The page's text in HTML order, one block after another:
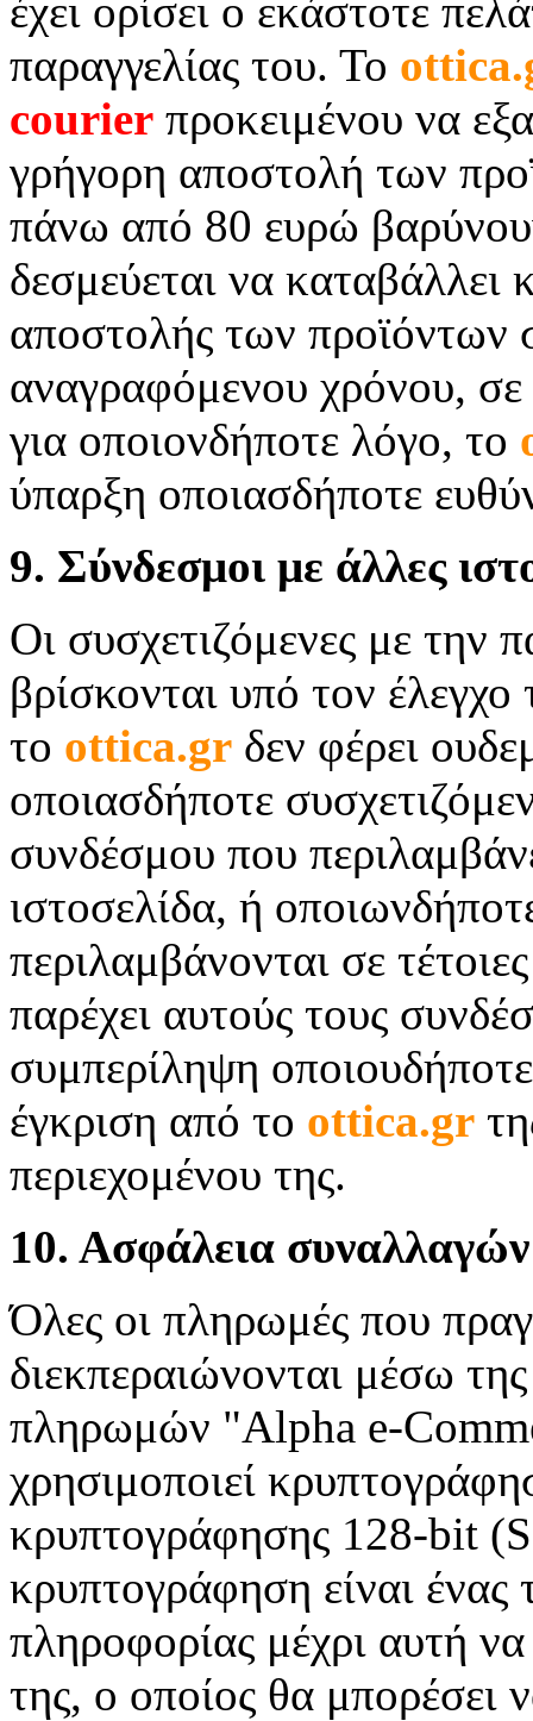
έχει ορίσει ο εκάστοτε
παραγγελίας του. Το ottica.
courier προκειμένου να
γρήγορη αποστολή των
πάνω από 80 ευρώ
δεσμεύεται να καταβάλλει
αποστολής των προϊόντων
αναγραφόμενου χρόνου,
για οποιονδήποτε λόγο, το
ύπαρξη οποιασδήποτε
9. Σύνδεσμοι με άλλες
Οι συσχετιζόμενες με την
βρίσκονται υπό τον
το ottica.gr δεν φέρει
οποιασδήποτε
συνδέσμου που
ιστοσελίδα, ή
περιλαμβάνονται σε
παρέχει αυτούς τους
συμπερίληψη
έγκριση από τo ottica.gr
περιεχομένου της.
10. Ασφάλεια συναλλαγών
Όλες οι πληρωμές που
διεκπεραιώνονται μέσω
πληρωμών "Alpha e-
χρησιμοποιεί
κρυπτογράφησης 128-bit
κρυπτογράφηση είναι ένας
πληροφορίας μέχρι αυτή
της, ο οποίος θα μπορέσει